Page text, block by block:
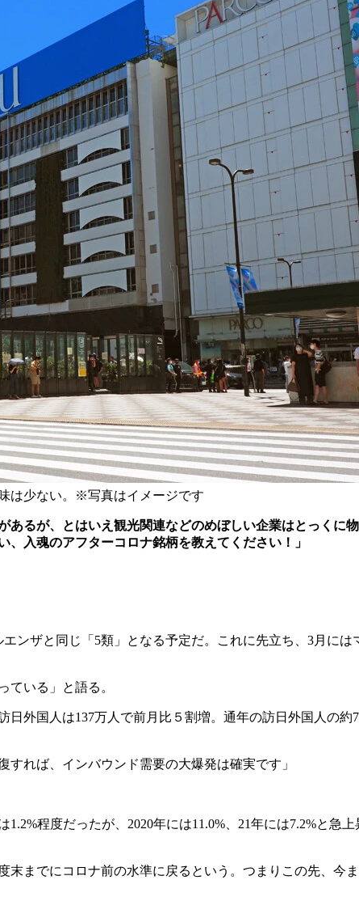
は少ない。※写真はイメージです
るが、とはいえ観光関連などのめぼしい企業はとっくに
入魂のアフターコロナ銘柄を教えてください！」
ンザと同じ「5類」となる予定だ。これに先立ち、3月に
ている」と語る。
日外国人は137万人で前月比５割増。通年の訪日外国人の
れば、インバウンド需要の大爆発は確実です」
程度だったが、2020年には11.0%、21年には7.2%と急
末までにコロナ前の水準に戻るという。つまりこの先、今